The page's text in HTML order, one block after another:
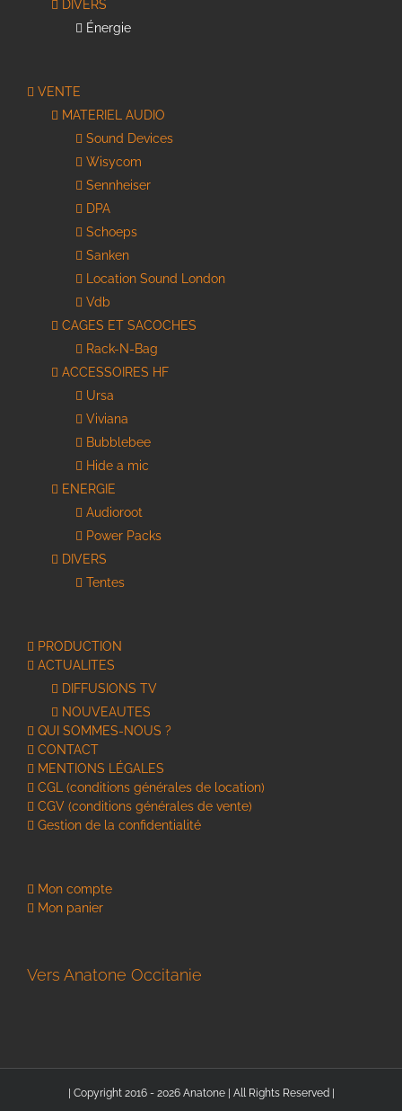
DIVERS
Énergie
VENTE
MATERIEL AUDIO
Sound Devices
Wisycom
Sennheiser
DPA
Schoeps
Sanken
Location Sound London
Vdb
CAGES ET SACOCHES
Rack-N-Bag
ACCESSOIRES HF
Ursa
Viviana
Bubblebee
Hide a mic
ENERGIE
Audioroot
Power Packs
DIVERS
Tentes
PRODUCTION
ACTUALITES
DIFFUSIONS TV
NOUVEAUTES
QUI SOMMES-NOUS ?
CONTACT
MENTIONS LÉGALES
CGL (conditions générales de location)
CGV (conditions générales de vente)
Gestion de la confidentialité
Mon compte
Mon panier
Vers Anatone Occitanie
| Copyright 2016 - 2026 Anatone | All Rights Reserved |